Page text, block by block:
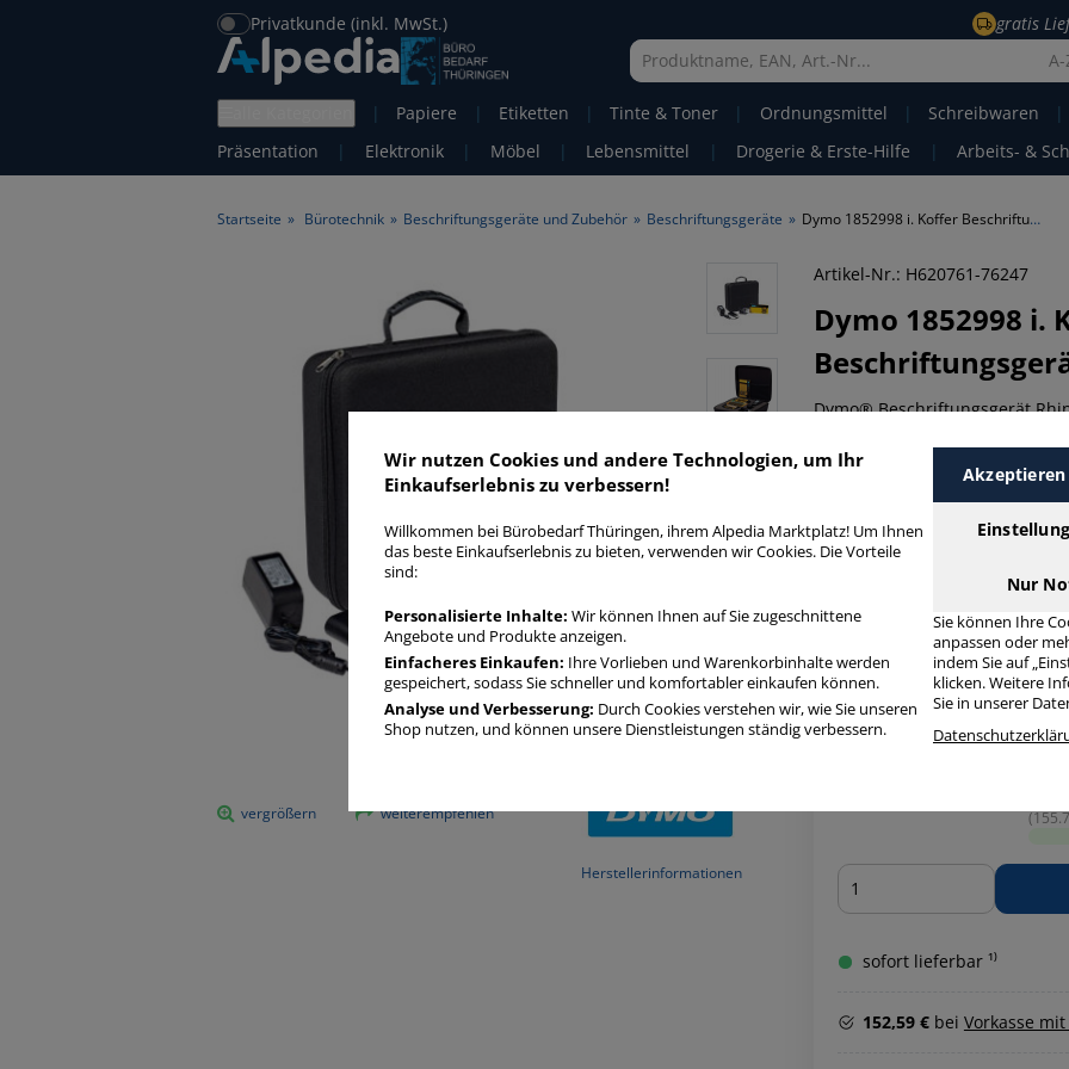
Privatkunde (inkl. MwSt.) gratis
A-
| Papiere | Etiketten | Tinte & Toner | Ordnungsmittel | Schreibwaren |
Präsentation
| Elektronik | Möbel | Lebensmittel | Drogerie & Erste-Hilfe | Arbeits- &
Startseite » Bürotechnik » Beschriftungsgeräte und Zubehör » Beschriftungsgeräte » Dymo 1852998 i. Koffer Beschriftungsgerät elektr. Rhino4200
Herstellerinformationen
vergrößern weiterempfehlen
Artikel-Nr.: H620761-76247
Dymo 1852998 i.
Dymo® Beschriftungsgerät
Artikelbeschreibung
Menge
sofort lieferbar ¹⁾
152,59 €bei Vorkasse
Wir nutzen Cookies und andere Technologien, um Ihr
Einkaufserlebnis zu verbessern!
Willkommen bei Bürobedarf Thüringen, ihrem Alpedia Marktplatz! Um Ihnen
das beste Einkaufserlebnis zu bieten, verwenden wir Cookies. Die Vorteile
sind:
Personalisierte Inhalte: Wir können Ihnen auf Sie zugeschnittene
Angebote und Produkte anzeigen.
Einfacheres Einkaufen: Ihre Vorlieben und Warenkorbinhalte werden
gespeichert, sodass Sie schneller und komfortabler einkaufen können.
Analyse und Verbesserung: Durch Cookies verstehen wir, wie Sie unseren
Shop nutzen, und können unsere Dienstleistungen ständig verbessern.
Nur
Sie können Ihre
anpassen oder
indem Sie auf
klicken. Weitere
Sie in unserer